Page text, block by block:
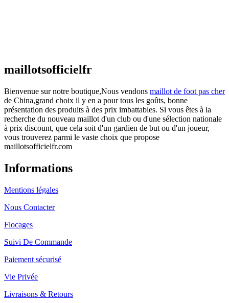
maillotsofficielfr
Bienvenue sur notre boutique,Nous vendons maillot de foot pas cher
de China,grand choix il y en a pour tous les goûts, bonne
présentation des produits à des prix imbattables. Si vous êtes à la
recherche du nouveau maillot d'un club ou d'une sélection nationale
à prix discount, que cela soit d'un gardien de but ou d'un joueur,
vous trouverez parmi le vaste choix que propose
maillotsofficielfr.com
Informations
Mentions légales
Nous Contacter
Flocages
Suivi De Commande
Paiement sécurisé
Vie Privée
Livraisons & Retours